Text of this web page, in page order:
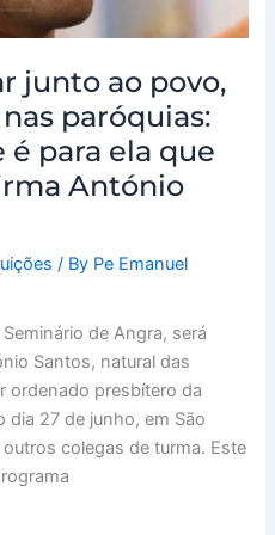
junto ao povo,
paróquias:
é para ela que
António
/ By Pe Emanuel
de Angra, será
Santos, natural das
ordenado presbítero da
27 de junho, em São
colegas de turma. Este